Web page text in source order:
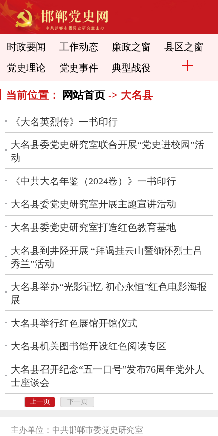
时政要闻 工作动态 廉政之窗 县区之窗
党史理论 党史事件 典型战役
当前位置： 网站首页 -> 大名县
《大名英烈传》一书印行
大名县委党史研究室联合开展“党史进校园”活
动
《中共大名年鉴（2024卷）》一书印行
大名县委党史研究室开展主题宣讲活动
大名县委党史研究室打造红色教育基地
大名县到井陉开展 “拜谒挂云山暨缅怀烈士吕
秀兰”活动
大名县举办“光影记忆 初心永恒”红色电影海报
展
大名县举行红色展馆开馆仪式
大名县机关图书馆开设红色阅读专区
大名县召开纪念“五一口号”发布76周年党外人
士座谈会
上一页 下一页
主办单位：中共邯郸市委党史研究室